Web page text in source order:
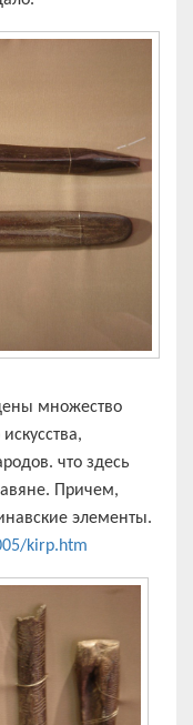
множество
что здесь
Причем,
элементы.
kirp.htm